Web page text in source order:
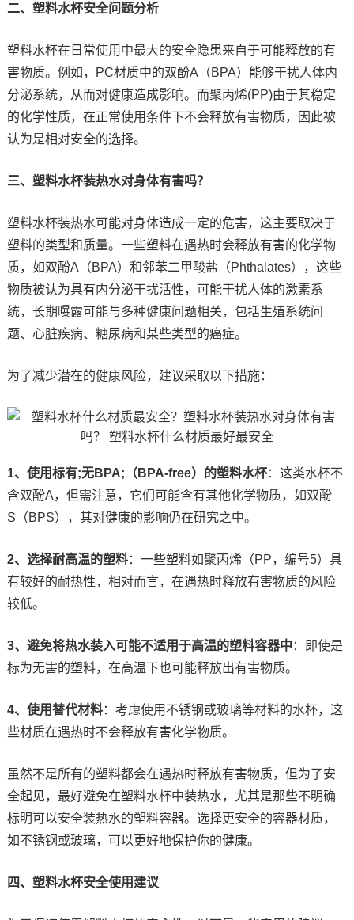
二、塑料水杯安全问题分析
塑料水杯在日常使用中最大的安全隐患来自于可能释放的有
害物质。例如，PC材质中的双酚A（BPA）能够干扰人体内
分泌系统，从而对健康造成影响。而聚丙烯(PP)由于其稳定
的化学性质，在正常使用条件下不会释放有害物质，因此被
认为是相对安全的选择。
三、塑料水杯装热水对身体有害吗？
塑料水杯装热水可能对身体造成一定的危害，这主要取决于
塑料的类型和质量。一些塑料在遇热时会释放有害的化学物
质，如双酚A（BPA）和邻苯二甲酸盐（Phthalates），这些
物质被认为具有内分泌干扰活性，可能干扰人体的激素系
统，长期曝露可能与多种健康问题相关，包括生殖系统问
题、心脏疾病、糖尿病和某些类型的癌症。
为了减少潜在的健康风险，建议采取以下措施：
1、使用标有;无BPA;（BPA-free）的塑料水杯：这类水杯不
含双酚A，但需注意，它们可能含有其他化学物质，如双酚
S（BPS），其对健康的影响仍在研究之中。
2、选择耐高温的塑料：一些塑料如聚丙烯（PP，编号5）具
有较好的耐热性，相对而言，在遇热时释放有害物质的风险
较低。
3、避免将热水装入可能不适用于高温的塑料容器中 ：即使是
标为无害的塑料，在高温下也可能释放出有害物质。
4、使用替代材料：考虑使用不锈钢或玻璃等材料的水杯，这
些材质在遇热时不会释放有害化学物质。
虽然不是所有的塑料都会在遇热时释放有害物质，但为了安
全起见，最好避免在塑料水杯中装热水，尤其是那些不明确
标明可以安全装热水的塑料容器。选择更安全的容器材质，
如不锈钢或玻璃，可以更好地保护你的健康。
四、塑料水杯安全使用建议